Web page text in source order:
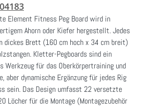
Element Fitness Peg Board wird in
Ahorn oder Kiefer hergestellt.Jedes
dickes Brett (160 cm hoch x 34 cm breit)
Kletter-Pegboards sind ein
Werkzeug für das Oberkörpertraining und
aber dynamische Ergänzung für jedes Rig
sein. Das Design umfasst 22 versetzte
Löcher für die Montage (Montagezubehör